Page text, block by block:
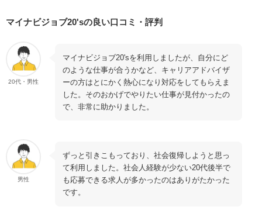
マイナビジョブ20'sの良い口コミ・評判
20代・男性
マイナビジョブ20'sを利用しましたが、自分にど
のような仕事が合うかなど、キャリアアドバイザ
ーの方はとにかく熱心になり対応をしてもらえま
した。そのおかげでやりたい仕事が見付かったの
で、非常に助かりました。
男性
ずっと引きこもっており、社会復帰しようと思っ
て利用しました。社会人経験が少ない20代後半で
も応募できる求人が多かったのはありがたかった
です。